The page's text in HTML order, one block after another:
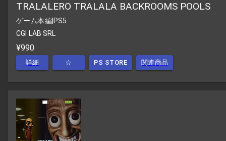
TRALALERO TRALALA BACKROOMS POOLS
ゲーム本編| PS5
CGI LAB SRL
¥990
詳細 ☆ PS STORE 関連商品